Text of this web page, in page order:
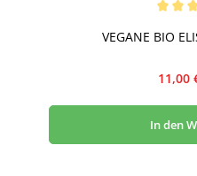
VEGANE BIO
11,00
In den